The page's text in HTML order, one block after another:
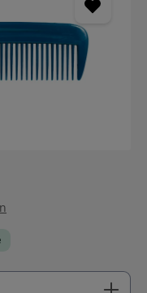
Wert ein